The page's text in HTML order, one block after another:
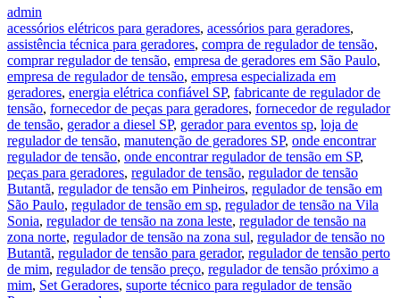
admin
acessórios elétricos para geradores, acessórios para geradores,
assistência técnica para geradores, compra de regulador de tensão,
comprar regulador de tensão, empresa de geradores em São Paulo,
empresa de regulador de tensão, empresa especializada em
geradores, energia elétrica confiável SP, fabricante de regulador de
tensão, fornecedor de peças para geradores, fornecedor de regulador
de tensão, gerador a diesel SP, gerador para eventos sp, loja de
regulador de tensão, manutenção de geradores SP, onde encontrar
regulador de tensão, onde encontrar regulador de tensão em SP,
peças para geradores, regulador de tensão, regulador de tensão
Butantã, regulador de tensão em Pinheiros, regulador de tensão em
São Paulo, regulador de tensão em sp, regulador de tensão na Vila
Sonia, regulador de tensão na zona leste, regulador de tensão na
zona norte, regulador de tensão na zona sul, regulador de tensão no
Butantã, regulador de tensão para gerador, regulador de tensão perto
de mim, regulador de tensão preço, regulador de tensão próximo a
mim, Set Geradores, suporte técnico para regulador de tensão